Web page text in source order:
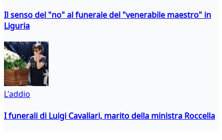
Il senso del "no" al funerale del "venerabile maestro" in
Liguria
L'addio
I funerali di Luigi Cavallari, marito della ministra Roccella